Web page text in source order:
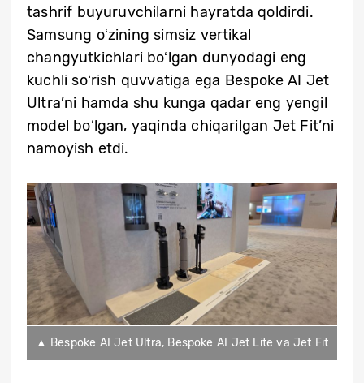
tashrif buyuruvchilarni hayratda qoldirdi.
Samsung oʻzining simsiz vertikal
changyutkichlari boʻlgan dunyodagi eng
kuchli soʻrish quvvatiga ega Bespoke AI Jet
Ultra’ni hamda shu kunga qadar eng yengil
model boʻlgan, yaqinda chiqarilgan Jet Fit’ni
namoyish etdi.
▲ Bespoke AI Jet Ultra, Bespoke AI Jet Lite va Jet Fit